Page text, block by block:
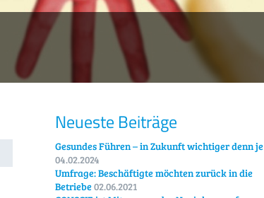
Neueste Beiträge
Gesundes Führen – in Zukunft wichtiger denn je
04.02.2024
Umfrage: Beschäftigte möchten zurück in die
Betriebe02.06.2021